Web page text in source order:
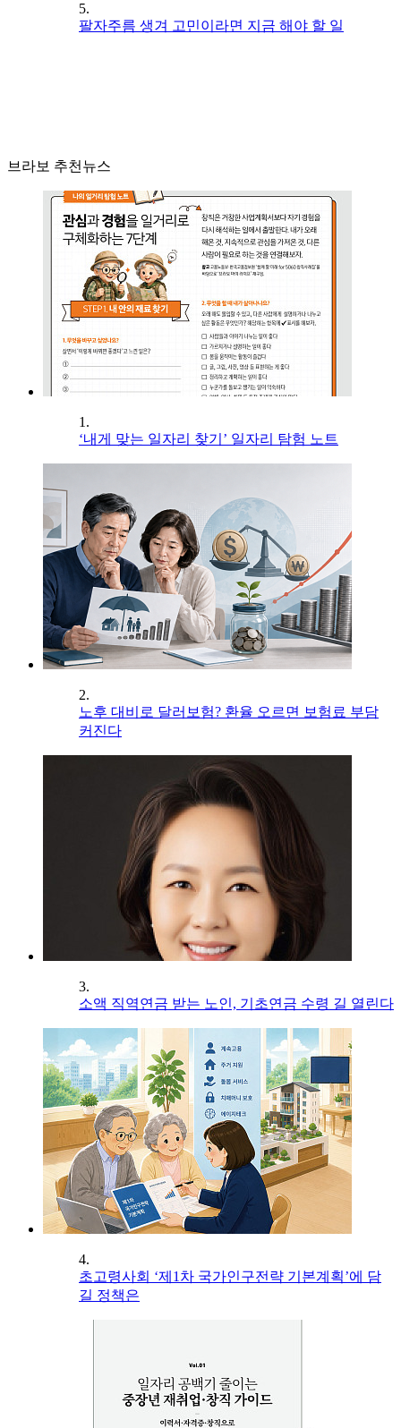
5.
팔자주름 생겨 고민이라면 지금 해야 할 일
브라보 추천뉴스
1.
‘내게 맞는 일자리 찾기’ 일자리 탐험 노트
2.
노후 대비로 달러보험? 환율 오르면 보험료 부담
커진다
3.
소액 직역연금 받는 노인, 기초연금 수령 길 열린다
4.
초고령사회 ‘제1차 국가인구전략 기본계획’에 담
길 정책은